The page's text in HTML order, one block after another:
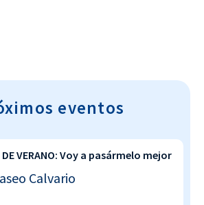
eventos
DE VERANO: Voy a pasármelo mejor
Calvario